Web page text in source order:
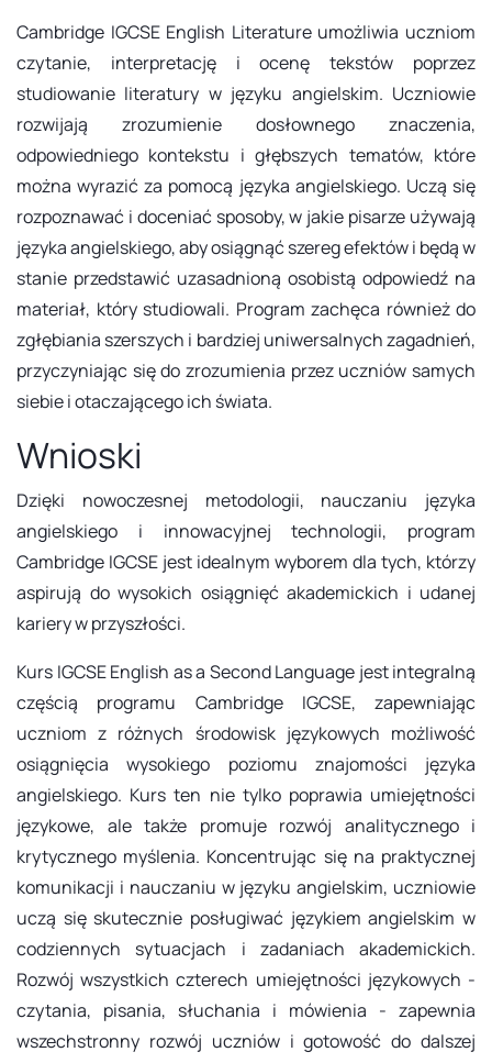
Cambridge IGCSE English Literature umożliwia uczniom
czytanie, interpretację i ocenę tekstów poprzez
studiowanie literatury w języku angielskim. Uczniowie
rozwijają zrozumienie dosłownego znaczenia,
odpowiedniego kontekstu i głębszych tematów, które
można wyrazić za pomocą języka angielskiego. Uczą się
rozpoznawać i doceniać sposoby, w jakie pisarze używają
języka angielskiego, aby osiągnąć szereg efektów i będą w
stanie przedstawić uzasadnioną osobistą odpowiedź na
materiał, który studiowali. Program zachęca również do
zgłębiania szerszych i bardziej uniwersalnych zagadnień,
przyczyniając się do zrozumienia przez uczniów samych
siebie i otaczającego ich świata.
Wnioski
Dzięki nowoczesnej metodologii, nauczaniu języka
angielskiego i innowacyjnej technologii, program
Cambridge IGCSE jest idealnym wyborem dla tych, którzy
aspirują do wysokich osiągnięć akademickich i udanej
kariery w przyszłości.
Kurs IGCSE English as a Second Language jest integralną
częścią programu Cambridge IGCSE, zapewniając
uczniom z różnych środowisk językowych możliwość
osiągnięcia wysokiego poziomu znajomości języka
angielskiego. Kurs ten nie tylko poprawia umiejętności
językowe, ale także promuje rozwój analitycznego i
krytycznego myślenia. Koncentrując się na praktycznej
komunikacji i nauczaniu w języku angielskim, uczniowie
uczą się skutecznie posługiwać językiem angielskim w
codziennych sytuacjach i zadaniach akademickich.
Rozwój wszystkich czterech umiejętności językowych -
czytania, pisania, słuchania i mówienia - zapewnia
wszechstronny rozwój uczniów i gotowość do dalszej